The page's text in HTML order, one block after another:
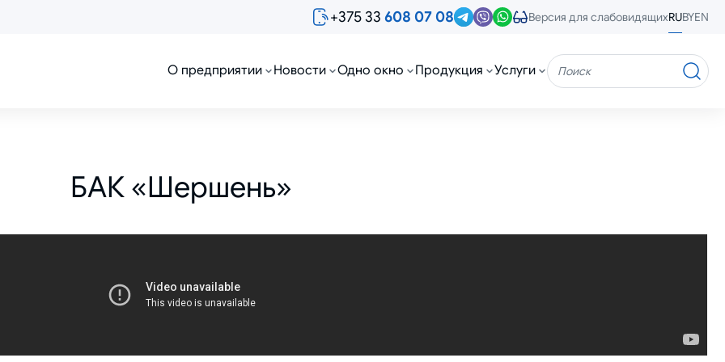
+375 33 608 07 08 Версия для слабовидящихRUBYEN
О предприятии Новости Одно окно Продукция Услуги Поиск
БАК «Шершень»